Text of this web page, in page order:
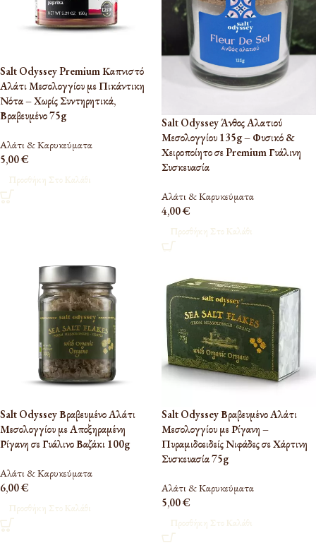
Salt Odyssey Premium Καπνιστό
Αλάτι Μεσολογγίου με Πικάντικη
Νότα – Χωρίς Συντηρητικά,
Βραβευμένο 75g
Αλάτι & Καρυκεύματα
5,00€
Προσθήκη Στο Καλάθι
Salt Odyssey Άνθος Αλατιού
Μεσολογγίου 135g – Φυσικό &
Χειροποίητο σε Premium Γυάλινη
Συσκευασία
Αλάτι & Καρυκεύματα
4,00€
Προσθήκη Στο Καλάθι
Salt Odyssey Βραβευμένο Αλάτι
Μεσολογγίου με Αποξηραμένη
Ρίγανη σε Γυάλινο Βαζάκι 100g
Αλάτι & Καρυκεύματα
6,00€
Προσθήκη Στο Καλάθι
Salt Odyssey Βραβευμένο Αλάτι
Μεσολογγίου με Ρίγανη –
Πυραμιδοειδείς Νιφάδες σε Χάρτινη
Συσκευασία 75g
Αλάτι & Καρυκεύματα
5,00€
Προσθήκη Στο Καλάθι